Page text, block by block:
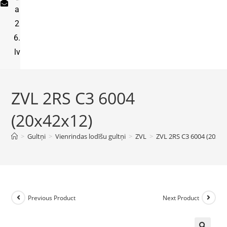
a
2
6.
lv
ZVL 2RS C3 6004
(20x42x12)
> Gultņi > Vienrindas lodīšu gultņi > ZVL > ZVL 2RS C3 6004
Previous Product Next Product